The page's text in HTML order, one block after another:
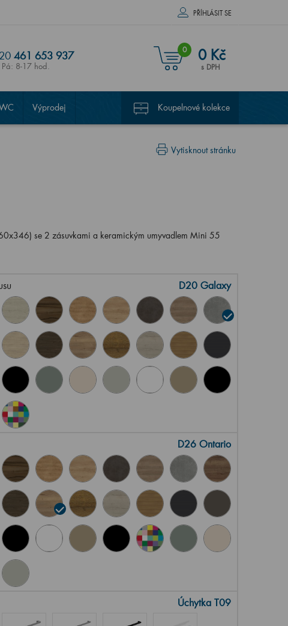
PŘÍHLÁSIT SE
461 653 937
Pá: 8-17 hod.
0 0 Kč
s DPH
Výprodej Koupelnové kolekce
Vytisknout stránku
se 2 zásuvkami a keramickým umyvadlem Mini 55
D20 Galaxy
D26 Ontario
Úchytka T09